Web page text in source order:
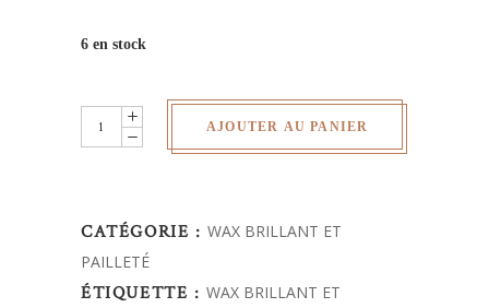
6 en stock
Wax
pailletés
yard
quantity
AJOUTER AU PANIER
CATÉGORIE :WAX BRILLANT ET
PAILLETÉ
ÉTIQUETTE :WAX BRILLANT ET